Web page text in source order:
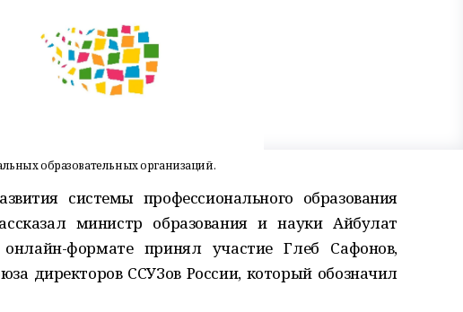
образовательных организаций.
системы профессионального образования
министр образования и науки Айбулат
формате принял участие Глеб Сафонов,
директоров ССУЗов России, который обозначил